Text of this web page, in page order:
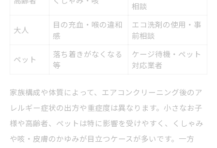
相談
大人
目の充血・喉の違和
感
エコ洗剤の使用・事
前相談
ペット
落ち着きがなくなる
等
ケージ待機・ペット
対応業者
家族構成や体質によって、エアコンクリーニング後のア
レルギー症状の出方や重症度は異なります。小さなお子
様や高齢者、ペットは特に影響を受けやすく、くしゃみ
や咳・皮膚のかゆみが目立つケースが多いです。一方